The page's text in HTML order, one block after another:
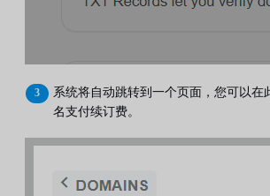
系统将自动跳转到一个页面，您可以在
名支付续订费。